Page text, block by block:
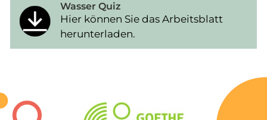
Wasser Quiz
Hier können Sie das Arbeitsblatt
herunterladen.